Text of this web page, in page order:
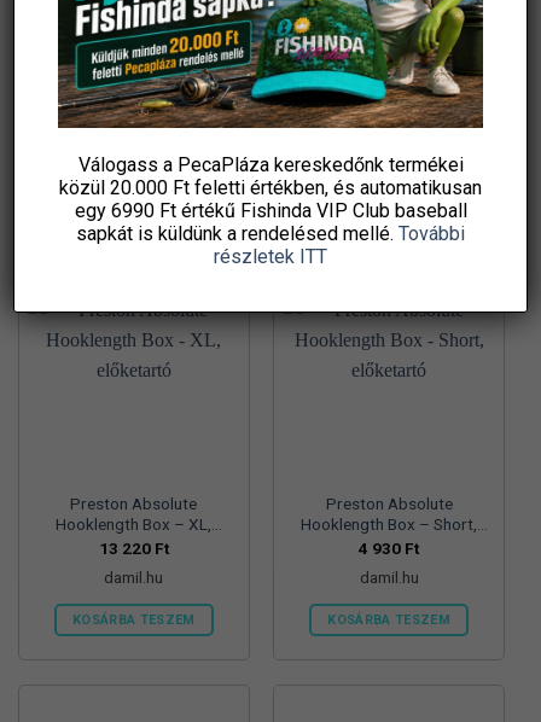
Preston Bait Tub 2PT 1,2l
csalisdoboz
1 360Ft
damil.hu
Preston Bait Tub 1PT 0,6l
csalisdoboz
1 360Ft
damil.hu
Preston Absolute
Hooklength Box – XL,
előketartó
13 220 Ft
damil.hu
KOSÁRBA TESZEM
Preston Absolute
Hooklength Box – Short,
előketartó
4 930 Ft
damil.hu
KOSÁRBA TESZEM
Válogass a PecaPláza kereskedőnk termékei
közül 20.000 Ft feletti értékben, és automatikusan
egy 6990 Ft értékű Fishinda VIP Club baseball
sapkát is küldünk a rendelésed mellé. További
részletek ITT